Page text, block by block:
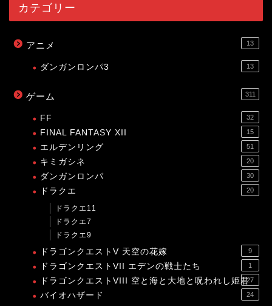
カテゴリー
アニメ 13
ダンガンロンパ3 13
ゲーム 311
FF 32
FINAL FANTASY XII 15
エルデンリング 51
キミガシネ 20
ダンガンロンパ 30
ドラクエ 20
ドラクエ11
ドラクエ7
ドラクエ9
ドラゴンクエストV 天空の花嫁 9
ドラゴンクエストVII エデンの戦士たち 1
ドラゴンクエストVIII 空と海と大地と呪われし姫君27
バイオハザード 24